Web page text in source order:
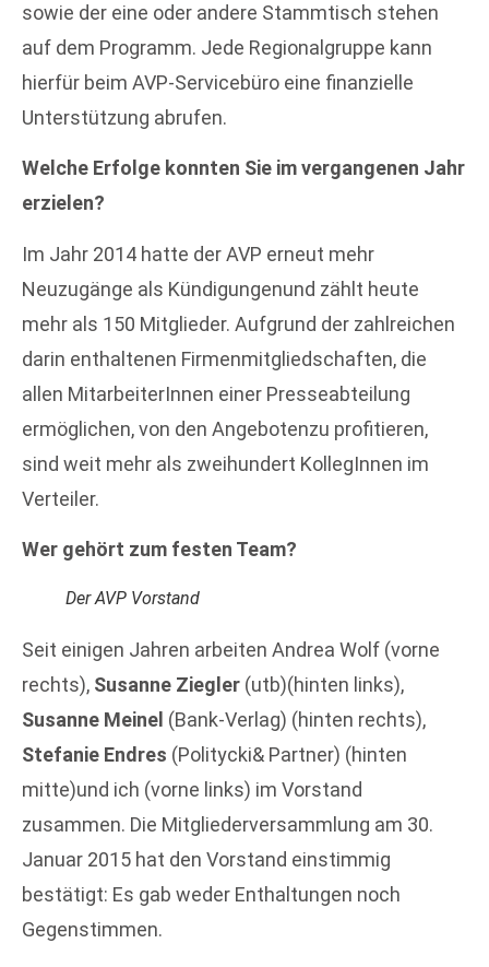
sowie der eine oder andere Stammtisch stehen
auf dem Programm. Jede Regionalgruppe kann
hierfür beim AVP-Servicebüro eine finanzielle
Unterstützung abrufen.
Welche Erfolge konnten Sie im vergangenen Jahr
erzielen?
Im Jahr 2014 hatte der AVP erneut mehr
Neuzugänge als Kündigungenund zählt heute
mehr als 150 Mitglieder. Aufgrund der zahlreichen
darin enthaltenen Firmenmitgliedschaften, die
allen MitarbeiterInnen einer Presseabteilung
ermöglichen, von den Angebotenzu profitieren,
sind weit mehr als zweihundert KollegInnen im
Verteiler.
Wer gehört zum festen Team?
Der AVP Vorstand
Seit einigen Jahren arbeiten Andrea Wolf (vorne
rechts), Susanne Ziegler (utb)(hinten links),
Susanne Meinel (Bank-Verlag) (hinten rechts),
Stefanie Endres (Politycki& Partner) (hinten
mitte)und ich (vorne links) im Vorstand
zusammen. Die Mitgliederversammlung am 30.
Januar 2015 hat den Vorstand einstimmig
bestätigt: Es gab weder Enthaltungen noch
Gegenstimmen.